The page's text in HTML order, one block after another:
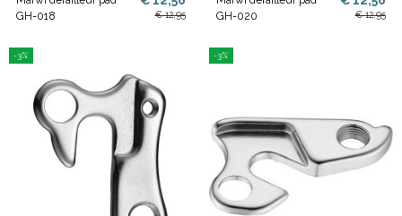
GH-018
€ 12,95
GH-020
€ 12,95
-3% -3%